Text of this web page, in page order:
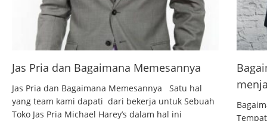
Jas Pria dan Bagaimana Memesannya
Jas Pria dan Bagaimana Memesannya Satu hal
yang team kami dapati dari bekerja untuk Sebuah
Toko Jas Pria Michael Harey’s dalam hal ini